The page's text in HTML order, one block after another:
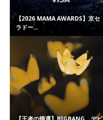
【2026 MAMA AWARDS】京セ
ラドー...